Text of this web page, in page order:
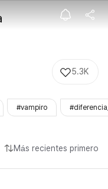
bajo la
5.3K
#vampiro
Más recientes primero